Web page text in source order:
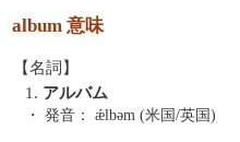
album 意味
【名詞】
1. アルバム
・ 発音： ǽlbəm (米国/英国)